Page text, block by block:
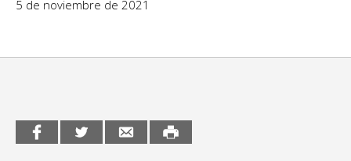
Sin categoría
5 de noviembre de 2021